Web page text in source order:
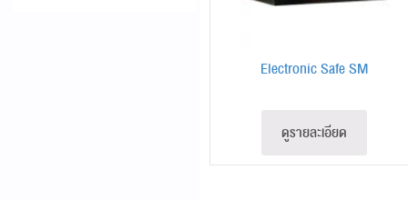
Electronic Safe SM
ดูรายละเอียด